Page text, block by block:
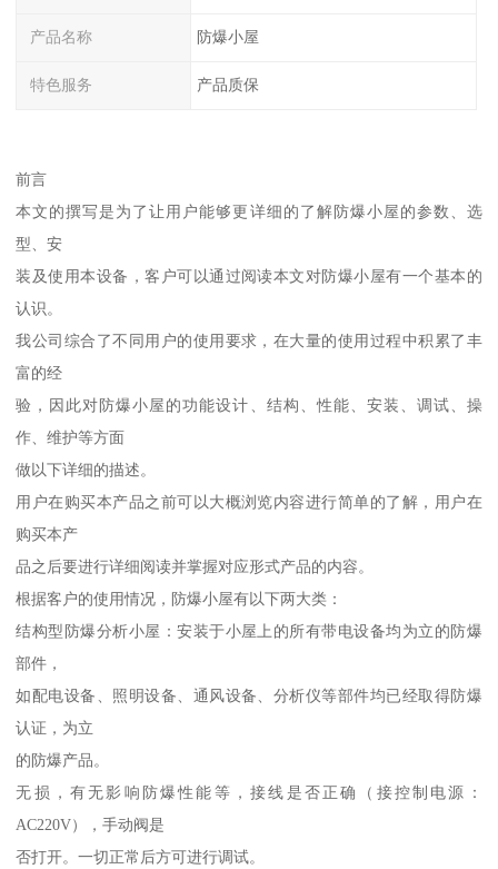
产品名称 防爆小屋
特色服务 产品质保
前言
本文的撰写是为了让用户能够更详细的了解防爆小屋的参数、选
型、安
装及使用本设备，客户可以通过阅读本文对防爆小屋有一个基本的
认识。
我公司综合了不同用户的使用要求，在大量的使用过程中积累了丰
富的经
验，因此对防爆小屋的功能设计、结构、性能、安装、调试、操
作、维护等方面
做以下详细的描述。
用户在购买本产品之前可以大概浏览内容进行简单的了解，用户在
购买本产
品之后要进行详细阅读并掌握对应形式产品的内容。
根据客户的使用情况，防爆小屋有以下两大类：
结构型防爆分析小屋：安装于小屋上的所有带电设备均为立的防爆
部件，
如配电设备、照明设备、通风设备、分析仪等部件均已经取得防爆
认证，为立
的防爆产品。
无损，有无影响防爆性能等，接线是否正确（接控制电源：
AC220V），手动阀是
否打开。一切正常后方可进行调试。